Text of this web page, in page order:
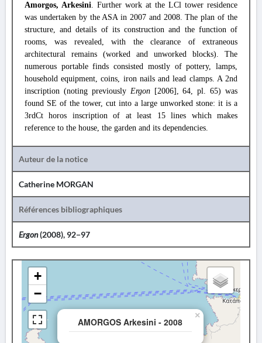
Amorgos, Arkesini. Further work at the LCl tower residence
was undertaken by the ASA in 2007 and 2008. The plan of the
structure, and details of its construction and the function of
rooms, was revealed, with the clearance of extraneous
architectural remains (worked and unworked blocks). The
numerous portable finds consisted mostly of pottery, lamps,
household equipment, coins, iron nails and lead clamps. A 2nd
inscription (noting previously Ergon[2006], 64, pl. 65) was
found SE of the tower, cut into a large unworked stone: it is a
3rdCt horos inscription of at least 15 lines which makes
reference to the house, the garden and its dependencies.
Auteur de la notice
Catherine MORGAN
Références bibliographiques
Ergon(2008), 92−97
AMORGOS Arkesini - 2008
×
+
−